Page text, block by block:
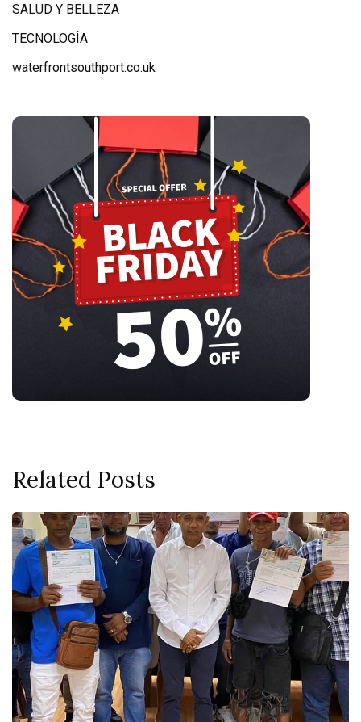
SALUD Y BELLEZA
TECNOLOGÍA
waterfrontsouthport.co.uk
Related Posts